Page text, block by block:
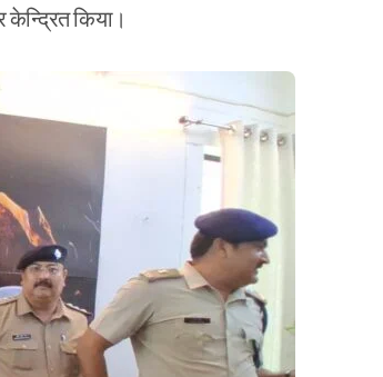
केन्द्रित किया।